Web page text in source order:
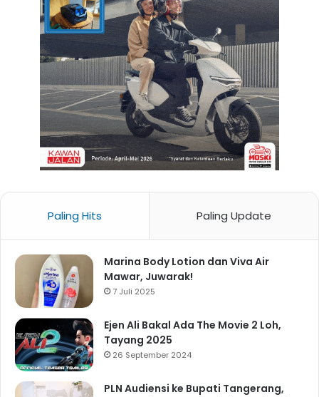
Paling Hits Paling Update
Marina Body Lotion dan Viva Air
Mawar, Juwarak!
7 Juli 2025
Ejen Ali Bakal Ada The Movie 2 Loh,
Tayang 2025
26 September 2024
PLN Audiensi ke Bupati Tangerang,